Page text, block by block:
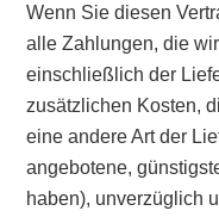
Wenn Sie diesen
alle Zahlungen, die
einschließlich der
zusätzlichen Kosten,
eine andere Art der
angebotene,
haben), unverzüglich